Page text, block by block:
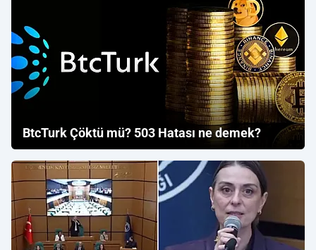
BtcTurk Çöktü mü? 503 Hatası ne demek?